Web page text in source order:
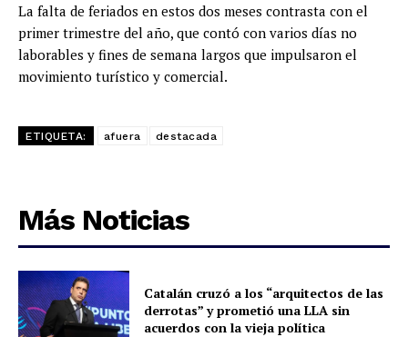
La falta de feriados en estos dos meses contrasta con el
primer trimestre del año, que contó con varios días no
laborables y fines de semana largos que impulsaron el
movimiento turístico y comercial.
ETIQUETA: afuera destacada
Más Noticias
Catalán cruzó a los “arquitectos de las
derrotas” y prometió una LLA sin
acuerdos con la vieja política